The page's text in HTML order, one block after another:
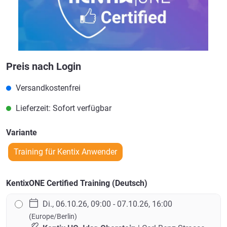
Preis nach Login
Versandkostenfrei
Lieferzeit: Sofort verfügbar
Variante
Training für Kentix Anwender
KentixONE Certified Training (Deutsch)
Di., 06.10.26, 09:00 - 07.10.26, 16:00
(Europe/Berlin)